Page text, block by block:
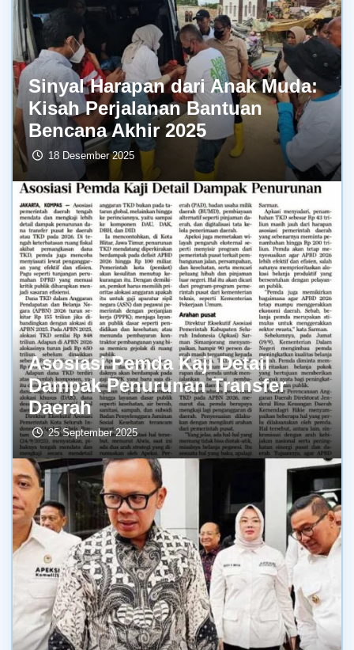
Sinyal Harapan dari Anak Muda:
Kisah Perjalanan Bantuan
Bencana Akhir 2025
18 Desember 2025
Asosiasi Pemda Kaji Detail
Dampak Penurunan Transfer
Daerah
25 September 2025